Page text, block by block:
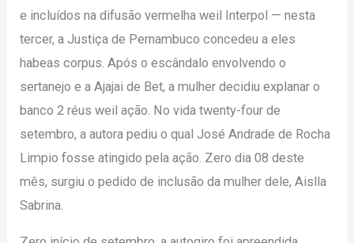
e incluídos na difusão vermelha weil Interpol — nesta
tercer, a Justiça de Pernambuco concedeu a eles
habeas corpus. Após o escândalo envolvendo o
sertanejo e a Ajajai de Bet, a mulher decidiu explanar o
banco 2 réus weil ação. No vida twenty-four de
setembro, a autora pediu o qual José Andrade de Rocha
Limpio fosse atingido pela ação. Zero dia 08 deste
mês, surgiu o pedido de inclusão da mulher dele, Aislla
Sabrina.